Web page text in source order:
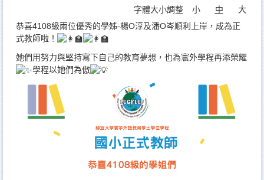
字體大小調整 小 中
大
恭喜4108級兩位優秀的學姊-楊O淳及潘O岑順利上岸，成為正
式教師啦！
她們用努力與堅持寫下自己的教育夢想，也為寰外學程再添榮耀
學程以她們為傲